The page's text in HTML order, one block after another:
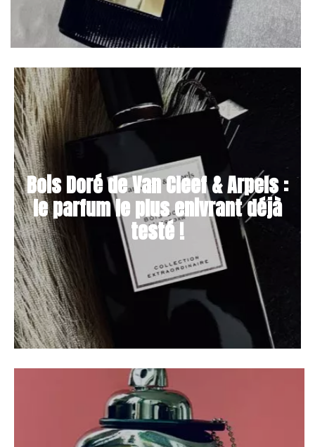
Bois Doré de Van Cleef & Arpels :
le parfum le plus enivrant déjà
testé !